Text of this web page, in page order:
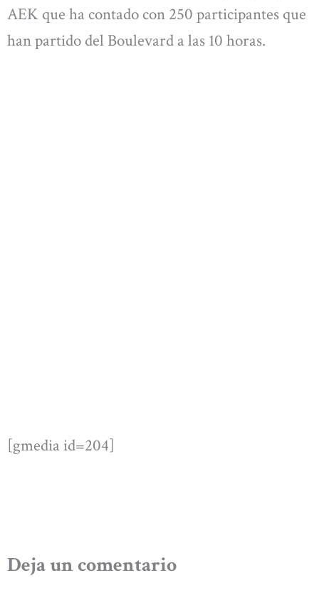
AEK que ha contado con 250 participantes que
han partido del Boulevard a las 10 horas.
[gmedia id=204]
Deja un comentario